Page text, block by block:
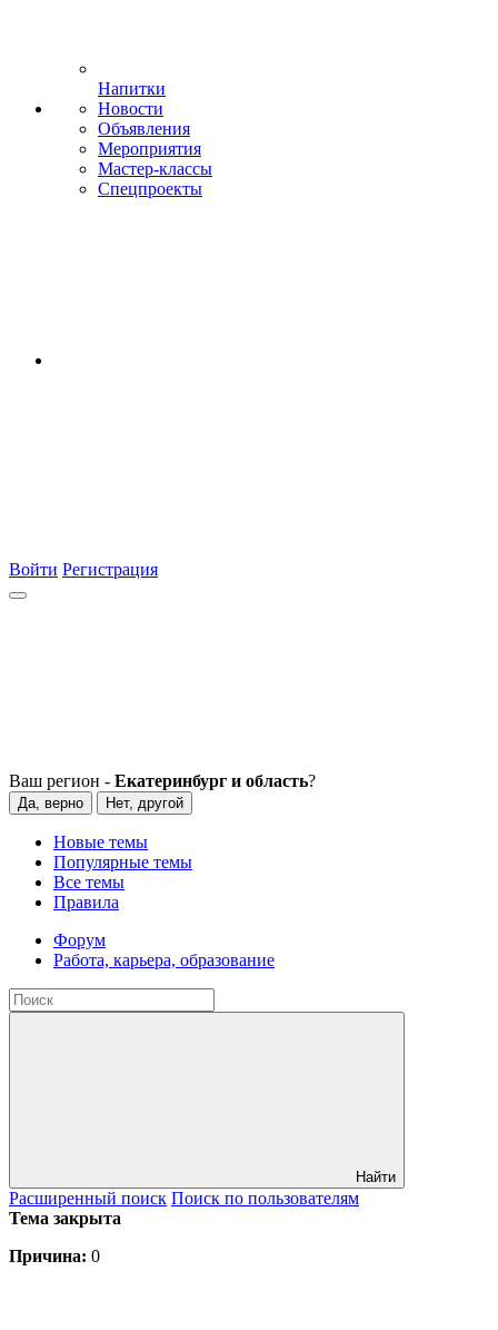
Напитки
Новости
Объявления
Мероприятия
Мастер-классы
Спецпроекты
Войти Регистрация
Ваш регион - Екатеринбург и область?
Да, верно Нет, другой
Новые темы
Популярные темы
Все темы
Правила
Форум
Работа, карьера, образование
Найти
Расширенный поиск Поиск по пользователям
Тема закрыта
Причина: 0